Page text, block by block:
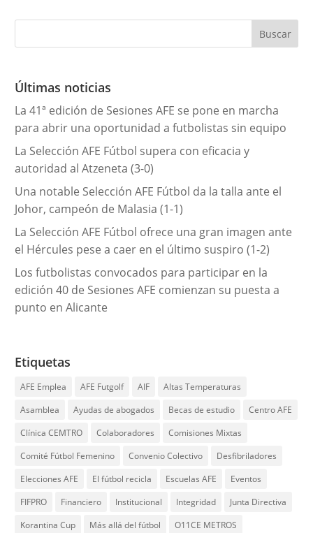
g
r
a
s
Últimas noticias
La 41ª edición de Sesiones AFE se pone en marcha
para abrir una oportunidad a futbolistas sin equipo
La Selección AFE Fútbol supera con eficacia y
autoridad al Atzeneta (3-0)
Una notable Selección AFE Fútbol da la talla ante el
Johor, campeón de Malasia (1-1)
La Selección AFE Fútbol ofrece una gran imagen ante
el Hércules pese a caer en el último suspiro (1-2)
Los futbolistas convocados para participar en la
edición 40 de Sesiones AFE comienzan su puesta a
punto en Alicante
Etiquetas
AFE Emplea AFE Futgolf AIF
Altas Temperaturas
Asamblea
Ayudas de abogados Becas de estudio
Centro AFE
Clínica CEMTRO
Colaboradores
Comisiones Mixtas
Comité Fútbol Femenino
Convenio Colectivo
Desfibriladores
Elecciones AFE
El fútbol recicla Escuelas AFE
Eventos
FIFPRO
Financiero Institucional Integridad
Junta Directiva
Korantina Cup
Más allá del fútbol
O11CE METROS